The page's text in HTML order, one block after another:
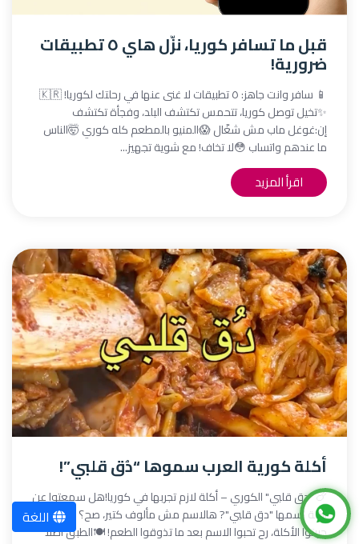
قبل ما تسافر كوريا، نزّل هاي ٥ تطبيقات
ضرورية!
📱 سافر وانت جاهز: ٥ تطبيقات لا غنى عنها في رحلتك لكوريا! 🇰🇷
✨تخيل توصل كوريا، تتحمس تكتشف البلد، وفجأة تكتشف
إن:غوغل ماب مش شغّال 😱المنيو بالمطعم كله كوري 🤯الناس
ما عندهم واتساب 😳لا تخاف! مع شوية تجهيز...
اقرأ المزيد
أكلة كورية العرب سموها “دُق قلبي”!
🍗 "دق قلبي" الكوري – أكلة لازم تجربها في كوريا!هل سمعتوا عن
أكلة اسمها "دق قلبي"? هالاسم مش مألوف كتير، صح؟ بس لو
جربتوا الأكلة، رح تحبوا الاسم بعد ما تذوقوا الطعم! 🍽️الطبق أصلاً